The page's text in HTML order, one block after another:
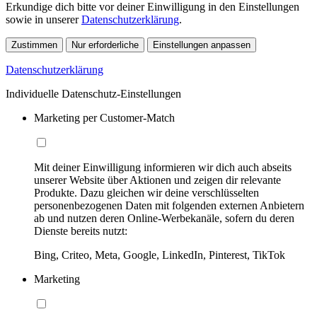
Erkundige dich bitte vor deiner Einwilligung in den Einstellungen
sowie in unsererDatenschutzerklärung.
Zustimmen Nur erforderliche Einstellungen anpassen
Datenschutzerklärung
Individuelle Datenschutz-Einstellungen
Marketing per Customer-Match
Mit deiner Einwilligung informieren wir dich auch abseits
unserer Website über Aktionen und zeigen dir relevante
Produkte. Dazu gleichen wir deine verschlüsselten
personenbezogenen Daten mit folgenden externen Anbietern
ab und nutzen deren Online-Werbekanäle, sofern du deren
Dienste bereits nutzt:
Bing, Criteo, Meta, Google, LinkedIn, Pinterest, TikTok
Marketing